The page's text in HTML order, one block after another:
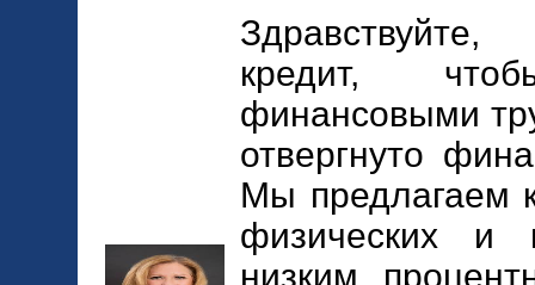
кредит,
финансовыми
отвергнуто
Мы предлагаем
физических и
низким